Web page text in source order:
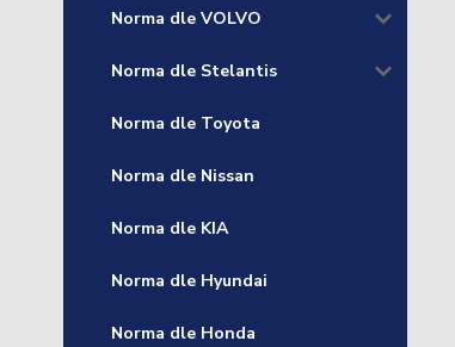
Norma dle VOLVO
Norma dle Stelantis
Norma dle Toyota
Norma dle Nissan
Norma dle KIA
Norma dle Hyundai
Norma dle Honda